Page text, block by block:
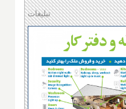
تبلیغات